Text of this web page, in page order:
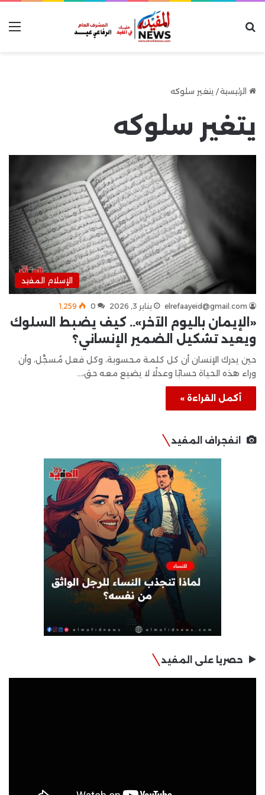
الرئيسية/ يتغير سلوكه
يتغير سلوكه
الإسلام المفيد
elrefaayeid@gmail.com يناير 3, 2026 0 1٬259
«الإيمان باليوم الآخر».. كيف يضبط السلوك
ويعيد تشكيل الضمير الإنساني؟
حين يدرك الإنسان أن كل كلمة محسوبة، وكل فعل مُسجَّل، وأن
وراء هذه الحياة حسابًا وعدلًا لا يضيع معه حق،…
أكمل القراءة »
انفجراف المفيد
حصريا على المفيد